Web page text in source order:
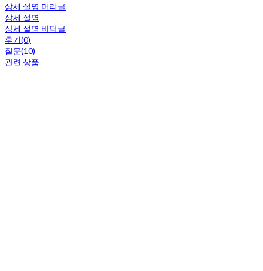
상세 설명 머리글
상세 설명
상세 설명 바닥글
후기(0)
질문(10)
관련 상품